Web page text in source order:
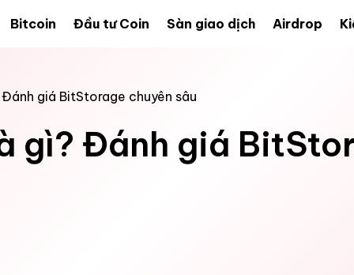
Bitcoin Đầu tư Coin Sàn giao dịch Airdrop
giá BitStorage chuyên sâu
gì? Đánh giá